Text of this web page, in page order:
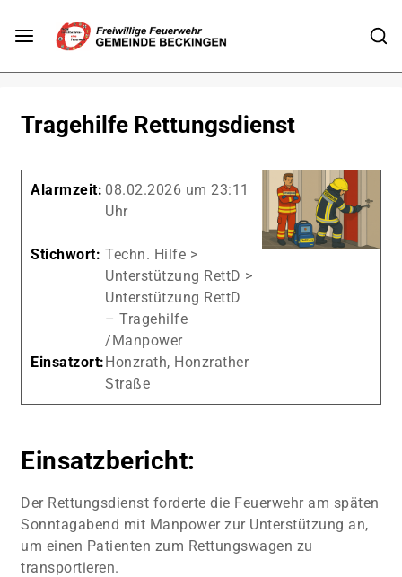
Tragehilfe Rettungsdienst
Alarmzeit: 08.02.2026 um 23:11
Uhr
Stichwort: Techn. Hilfe >
Unterstützung RettD >
Unterstützung RettD
– Tragehilfe
/Manpower
Einsatzort:Honzrath, Honzrather
Straße
Einsatzbericht:
Der Rettungsdienst forderte die Feuerwehr am späten
Sonntagabend mit Manpower zur Unterstützung an,
um einen Patienten zum Rettungswagen zu
transportieren.